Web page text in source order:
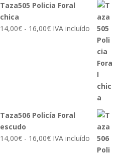
Taza505 Policia Foral
chica
14,00€ - 16,00€Rango
IVA incluído
Taza506 Policía Foral
escudo
14,00€ - 16,00€Rango
IVA incluído